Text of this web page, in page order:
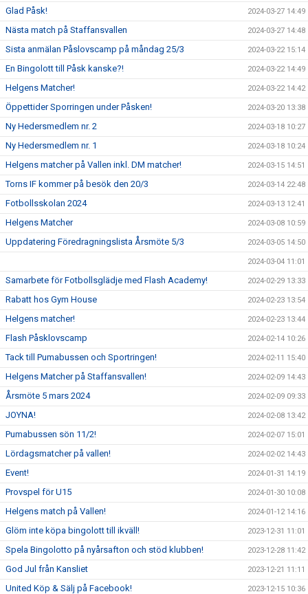
Glad Påsk! 2024-03-27 14:49
Nästa match på Staffansvallen 2024-03-27 14:48
Sista anmälan Påslovscamp på måndag 25/3 2024-03-22 15:14
En Bingolott till Påsk kanske?! 2024-03-22 14:49
Helgens Matcher! 2024-03-22 14:42
Öppettider Sporringen under Påsken! 2024-03-20 13:38
Ny Hedersmedlem nr. 2 2024-03-18 10:27
Ny Hedersmedlem nr. 1 2024-03-18 10:24
Helgens matcher på Vallen inkl. DM matcher! 2024-03-15 14:51
Torns IF kommer på besök den 20/3 2024-03-14 22:48
Fotbollsskolan 2024 2024-03-13 12:41
Helgens Matcher 2024-03-08 10:59
Uppdatering Föredragningslista Årsmöte 5/3 2024-03-05 14:50
2024-03-04 11:01
Samarbete för Fotbollsglädje med Flash Academy! 2024-02-29 13:33
Rabatt hos Gym House 2024-02-23 13:54
Helgens matcher! 2024-02-23 13:44
Flash Påsklovscamp 2024-02-14 10:26
Tack till Pumabussen och Sportringen! 2024-02-11 15:40
Helgens Matcher på Staffansvallen! 2024-02-09 14:43
Årsmöte 5 mars 2024 2024-02-09 09:33
JOYNA! 2024-02-08 13:42
Pumabussen sön 11/2! 2024-02-07 15:01
Lördagsmatcher på vallen! 2024-02-02 14:43
Event! 2024-01-31 14:19
Provspel för U15 2024-01-30 10:08
Helgens match på Vallen! 2024-01-12 14:16
Glöm inte köpa bingolott till ikväll! 2023-12-31 11:01
Spela Bingolotto på nyårsafton och stöd klubben! 2023-12-28 11:42
God Jul från Kansliet 2023-12-21 11:11
United Köp & Sälj på Facebook! 2023-12-15 10:36